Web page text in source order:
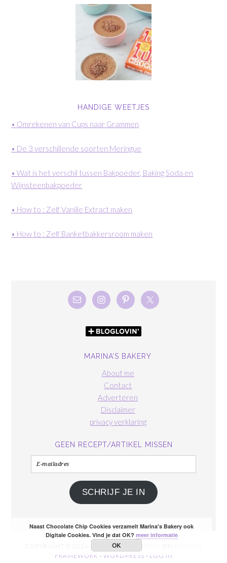
HANDIGE WEETJES
• Omrekenen van Cups naar Grammen
• De 3 verschillende soorten Meringue
• Wat is het verschil tussen Bakpoeder, Baking Soda en
Wijnsteenbakpoeder
• How to : Zelf Vanille Extract maken
• How to : Zelf Banketbakkersroom maken
MARINA’S BAKERY
About me
Contact
Adverteren
Disclaimer
privacy verklaring
GEEN RECEPT/ARTIKEL MISSEN
E-
mailadres
SCHRIJF JE IN
COPYRIGHT © 2026 · FOODIE PRO THEME
FRAMEWORK · WORDPRESS · LOG IN
Naast Chocolate Chip Cookies verzamelt Marina's Bakery ook
Digitale Cookies. Vind je dat OK? meer informatie
OK